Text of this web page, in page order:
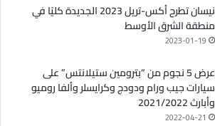
نيسان تطرح أكس-تريل 2023 الجديدة كليًا في
منطقة الشرق الأوسط
2023-01-19
عرض 5 نجوم من “بترومين ستيلانتس” على
سيارات جيب ورام ودودج وكرايسلر وألفا روميو
وأبارث 2021/2022
2022-04-21